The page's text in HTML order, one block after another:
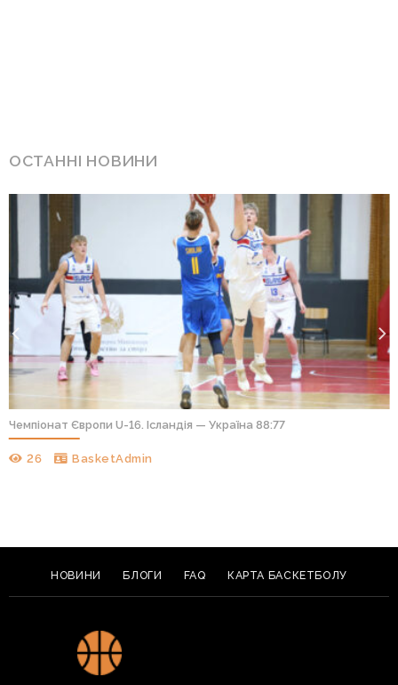
ОСТАННІ НОВИНИ
Чемпіонат Європи U-16. Ісландія — Україна 88:77
26 BasketAdmin
НОВИНИ БЛОГИ FAQ КАРТА БАСКЕТБОЛУ